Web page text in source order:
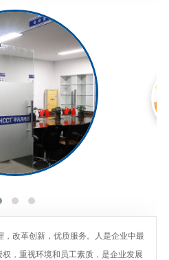
改革创新，优质服务。人是企业中最
，重视环境和员工素质，是企业发展